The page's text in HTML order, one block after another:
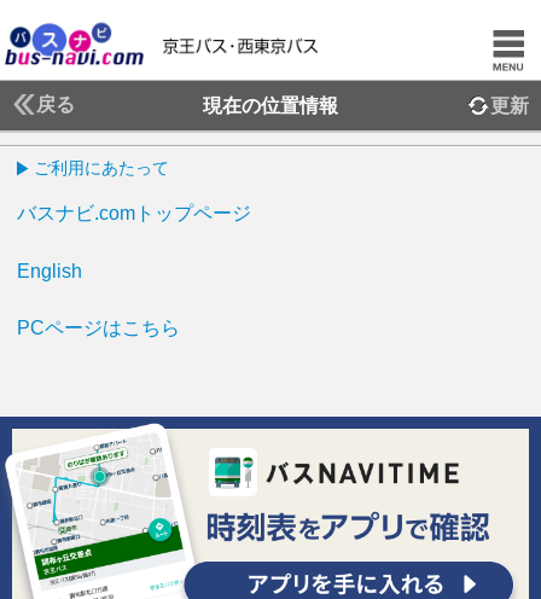
戻る 現在の位置情報 更新
ご利用にあたって
バスナビ.comトップページ
English
PCページはこちら